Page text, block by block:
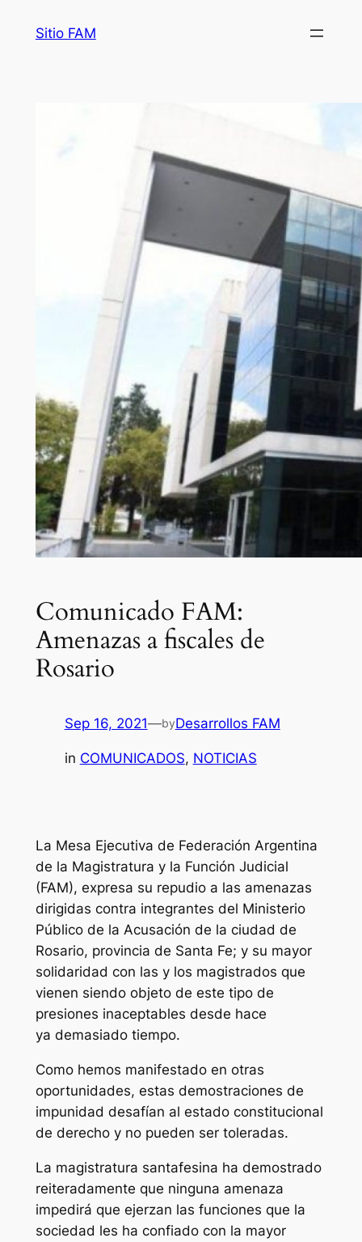
Sitio FAM
Comunicado FAM:
Amenazas a fiscales de
Rosario
Sep 16, 2021—byDesarrollos FAM
in COMUNICADOS, NOTICIAS
La Mesa Ejecutiva de Federación Argentina
de la Magistratura y la Función Judicial
(FAM), expresa su repudio a las amenazas
dirigidas contra integrantes del Ministerio
Público de la Acusación de la ciudad de
Rosario, provincia de Santa Fe; y su mayor
solidaridad con las y los magistrados que
vienen siendo objeto de este tipo de
presiones inaceptables desde hace
ya demasiado tiempo.
Como hemos manifestado en otras
oportunidades, estas demostraciones de
impunidad desafían al estado constitucional
de derecho y no pueden ser toleradas.
La magistratura santafesina ha demostrado
reiteradamente que ninguna amenaza
impedirá que ejerzan las funciones que la
sociedad les ha confiado con la mayor